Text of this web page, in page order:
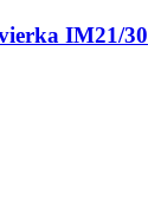
IM21/30